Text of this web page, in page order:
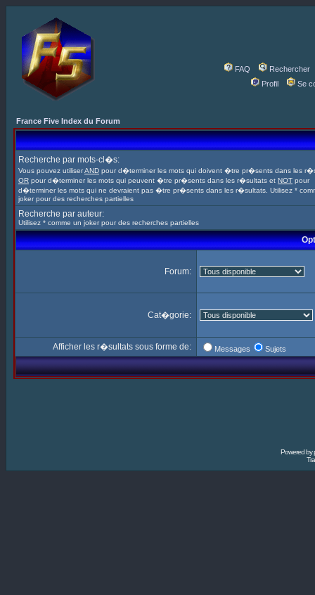
FAQ
Rechercher
Profil
Se
France Five Index du Forum
Recherche par mots-cl�s:
Vous pouvez utiliserAND pour d�terminer les mots qui doivent �tre pr�sents dans les
OR pour d�terminer les mots qui peuvent �tre pr�sents dans les r�sultats et NOT pour
d�terminer les mots qui ne devraient pas �tre pr�sents dans les r�sultats. Utilisez *
joker pour des recherches partielles
Recherche par auteur:
Utilisez * comme un joker pour des recherches partielles
Forum:
Cat�gorie:
Afficher les r�sultats sous forme de: Messages Sujets
Powered by